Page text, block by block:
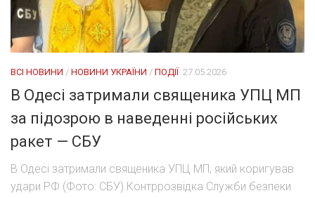
ВСІ НОВИНИ / НОВИНИ УКРАЇНИ / ПОДІЇ 27.05.2026
В Одесі затримали священика УПЦ МП
за підозрою в наведенні російських
ракет — СБУ
В Одесі затримали священика УПЦ МП, який коригував
удари РФ (Фото: СБУ) Контррозвідка Служби безпеки